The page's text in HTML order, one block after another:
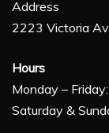
Address
2223 Victoria
Hours
Monday –
Saturday &